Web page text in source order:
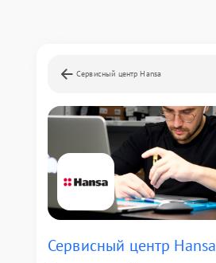
Сервисный центр Hansa
Сервисный центр Hansa